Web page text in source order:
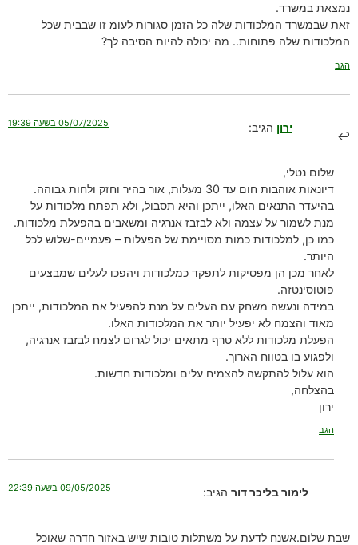
נמצאת במשרד.
זאת שבמשרד המלכודות שלה כל הזמן סגורות לעומ זו שבבית שכל
המלכודות שלה פתוחות.. מה יכולה להיות הסיבה לך?
הגב
ירון הגיב: 05/07/2025 בשעה 19:39
שלום נטלי,
דיונאות אוהבות חום עד 30 מעלות, אור בהיר וחזק ולחות גבוהה.
בהיעדר התנאים האלו, ייתכן והיא תסבול, ולא תפתח מלכודות על
מנת לשמור על עצמה ולא לבזבז אנרגיה ומשאבים בהפעלת מלכודות.
כמו כן, למלכודות כמות מסויימת של הפעלות – פעמיים-שלוש לכל
היותר.
לאחר מכן הן מפסיקות לתפקד כמלכודות ויהפכו לעלים שמבצעים
פוטוסינטזה.
במידה ונעשה משחק עם העלים על מנת להפעיל את המלכודות, ייתכן
מאוד והצמח לא יפעיל יותר את המלכודות האלו.
הפעלת מלכודות ללא טרף מתאים יכול לגרום לצמח לבזבז אנרגיה,
ולפגוע בו בטווח הארוך.
הוא עלול להתקשה להצמיח עלים ומלכודות חדשות.
בהצלחה,
ירון
הגב
לימור בליכר דור הגיב: 09/05/2025 בשעה 22:39
שבת שלום.אשנח לדעת על משתלות טובות שיש באזור חדרה שאוכל